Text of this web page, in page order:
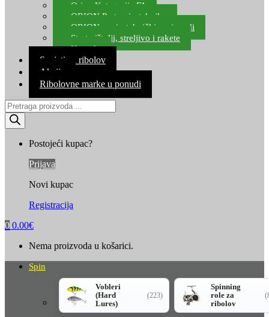
Orion Kategorija F1
ORION Party pirotehnika
ORION nepirotehnički proizvodi
Start pištolji, streljivo i rakete
Kontakt
Savjeti za ribolov
Akcija
Ribolovne marke u ponudi
Products
search
Postojeći kupac?
Prijava
Novi kupac
Registracija
0 0.00€
Nema proizvoda u košarici.
Spin
Vobleri
(Hard
Lures)
(223)
Spinning
role za
ribolov